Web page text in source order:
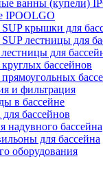
ванны (купели)
IPOOLGO
крышки для
лестницы для
для
бассейнов
и фильтрация
в бассейне
бассейнов
надувного бассейна
для бассейна
оборудования